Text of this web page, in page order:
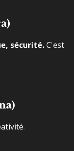
sécurité.C'est